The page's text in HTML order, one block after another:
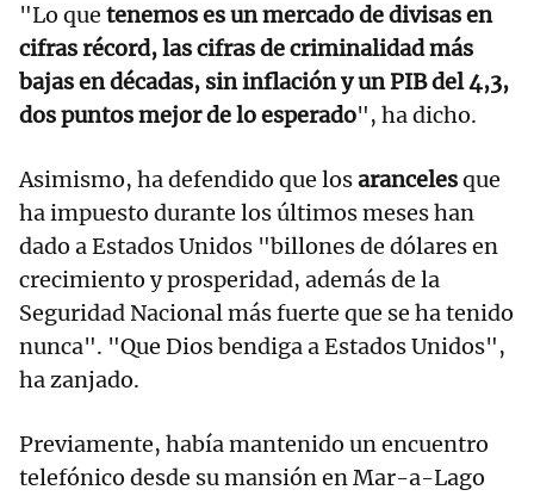
"Lo que tenemos es un mercado de divisas en
cifras récord, las cifras de criminalidad más
bajas en décadas, sin inflación y un PIB del 4,3,
dos puntos mejor de lo esperado", ha dicho.
Asimismo, ha defendido que losarancelesque
ha impuesto durante los últimos meses han
dado a Estados Unidos "billones de dólares en
crecimiento y prosperidad, además de la
Seguridad Nacional más fuerte que se ha tenido
nunca". "Que Dios bendiga a Estados Unidos",
ha zanjado.
Previamente, había mantenido un encuentro
telefónico desde su mansión en Mar-a-Lago